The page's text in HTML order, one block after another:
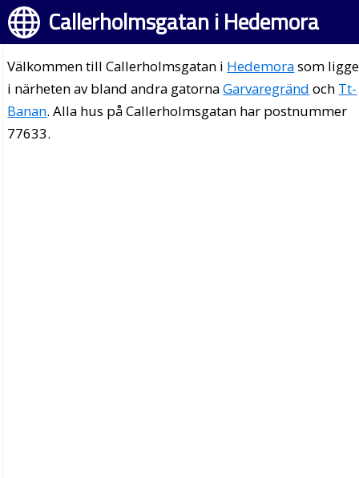
Callerholmsgatan i Hedemora
Välkommen till Callerholmsgatan i Hedemorasom
i närheten av bland andra gatornaGarvaregränd och Tt-
Banan. Alla hus på Callerholmsgatan har postnummer
77633.